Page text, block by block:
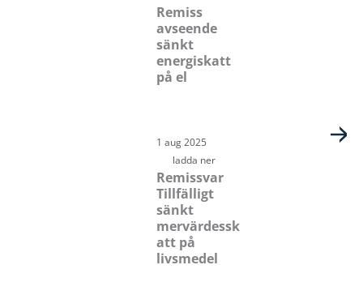
Remiss
avseende
sänkt
energiskatt
på el
1 aug 2025
ladda ner
Remissvar
Tillfälligt
sänkt
mervärdessk
att på
livsmedel